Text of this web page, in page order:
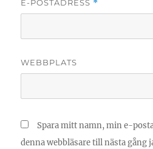
E-POSTADRESS *
WEBBPLATS
Spara mitt namn, min e-
denna webbläsare till nästa gång